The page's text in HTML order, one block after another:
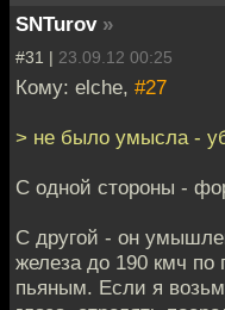
SNTurov »
#31 | 23.09.12 00:25
Кому: elche, #27
> не было умысла -
C одной стороны -
С другой - он
железа до 190 кмч по
пьяным. Если я